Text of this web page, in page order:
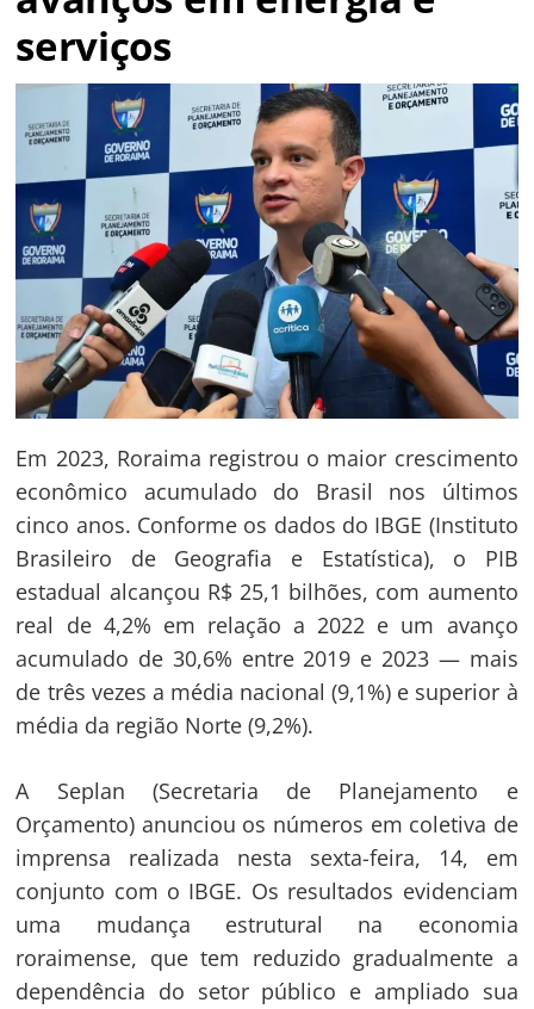
serviços
Em 2023, Roraima registrou o maior crescimento
econômico acumulado do Brasil nos últimos
cinco anos. Conforme os dados do IBGE (Instituto
Brasileiro de Geografia e Estatística), o PIB
estadual alcançou R$ 25,1 bilhões, com aumento
real de 4,2% em relação a 2022 e um avanço
acumulado de 30,6% entre 2019 e 2023 — mais
de três vezes a média nacional (9,1%) e superior à
média da região Norte (9,2%).
A Seplan (Secretaria de Planejamento e
Orçamento) anunciou os números em coletiva de
imprensa realizada nesta sexta-feira, 14, em
conjunto com o IBGE. Os resultados evidenciam
uma mudança estrutural na economia
roraimense, que tem reduzido gradualmente a
dependência do setor público e ampliado sua